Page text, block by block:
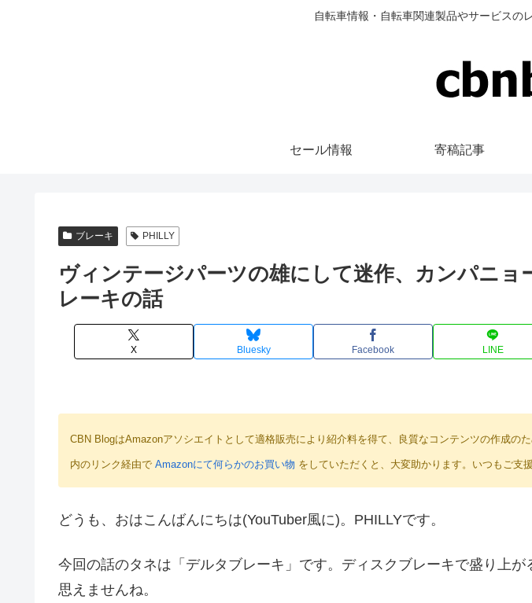
自転車情報・自転車関連製品やサービスの
セール情報 寄稿記事
ブレーキ PHILLY
ヴィンテージパーツの雄にして迷作、カンパニョ
レーキの話
X Bluesky Facebook LINE
CBN BlogはAmazonアソシエイトとして適格販売により紹介料を得て、良質なコンテンツの作成の
内のリンク経由で Amazonにて何らかのお買い物 をしていただくと、大変助かります。いつもご支
どうも、おはこんばんにちは(YouTuber風に)。PHILLYです。
今回の話のタネは「デルタブレーキ」です。ディスクブレーキで盛り上が
思えませんね。